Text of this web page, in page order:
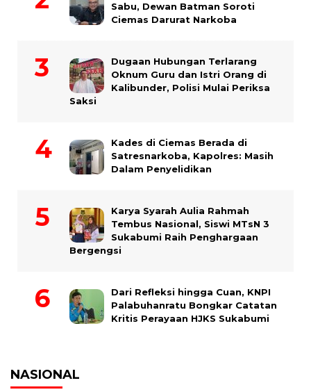
Sabu, Dewan Batman Soroti
Ciemas Darurat Narkoba
Dugaan Hubungan Terlarang
Oknum Guru dan Istri Orang di
Kalibunder, Polisi Mulai Periksa
Saksi
Kades di Ciemas Berada di
Satresnarkoba, Kapolres: Masih
Dalam Penyelidikan
Karya Syarah Aulia Rahmah
Tembus Nasional, Siswi MTsN 3
Sukabumi Raih Penghargaan
Bergengsi
Dari Refleksi hingga Cuan, KNPI
Palabuhanratu Bongkar Catatan
Kritis Perayaan HJKS Sukabumi
NASIONAL